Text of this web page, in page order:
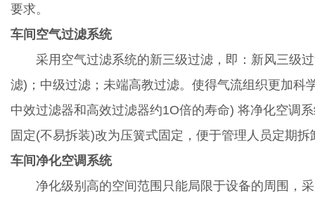
要求。
车间空气过滤系统
采用空气过滤系统的新三级过滤，即：新风三级过
滤)；中级过滤；未端高教过滤。使得气流组织更加科
中效过滤器和高效过滤器约1O倍的寿命) 将净化空调
固定(不易拆装)改为压簧式固定，便于管理人员定期拆
车间净化空调系统
净化级别高的空间范围只能局限于设备的周围，采